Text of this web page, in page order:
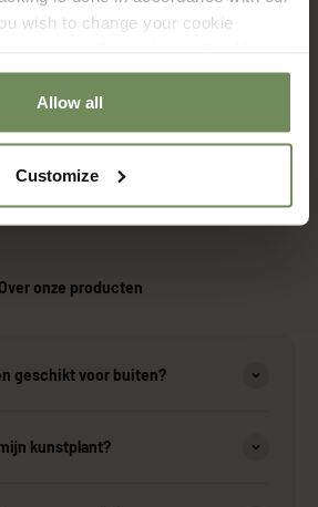
wish to change your cookie
Allow all
Customize
Over onze producten
geschikt voor buiten?
kunstplant?